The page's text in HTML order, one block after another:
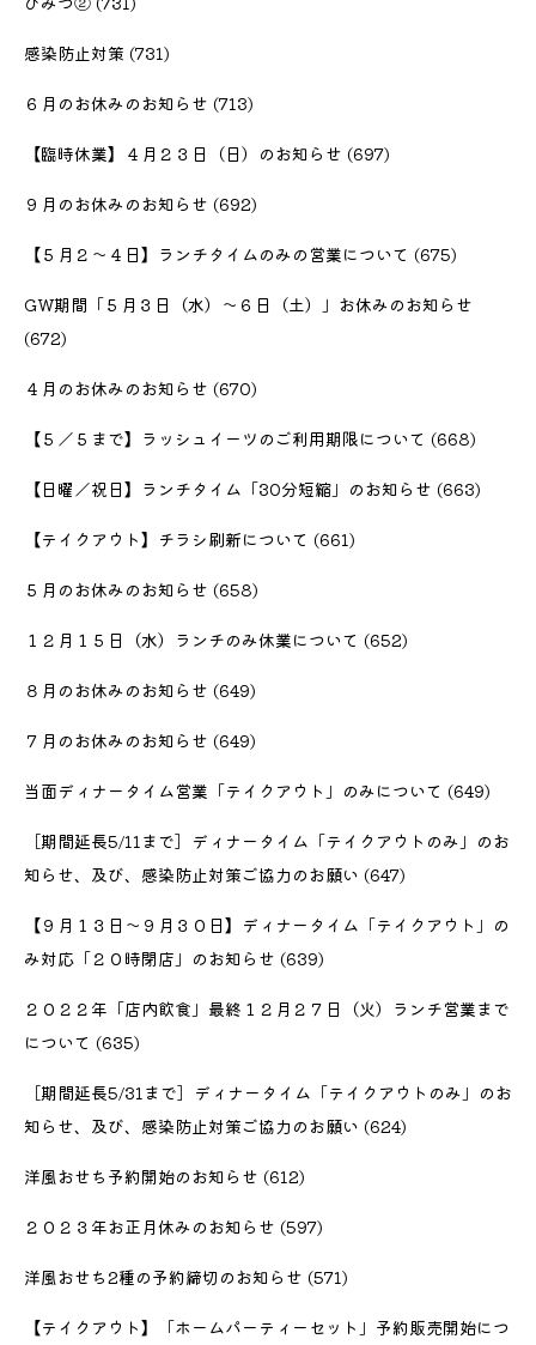
感染防止対策 (731)
６月のお休みのお知らせ (713)
【臨時休業】４月２３日（日）のお知らせ (697)
９月のお休みのお知らせ (692)
【５月２〜４日】ランチタイムのみの営業について (675)
GW期間「５月３日（水）〜６日（土）」お休みのお知らせ
(672)
４月のお休みのお知らせ (670)
【５／５まで】ラッシュイーツのご利用期限について (668)
【日曜／祝日】ランチタイム「30分短縮」のお知らせ (663)
【テイクアウト】チラシ刷新について (661)
５月のお休みのお知らせ (658)
１２月１５日（水）ランチのみ休業について (652)
８月のお休みのお知らせ (649)
７月のお休みのお知らせ (649)
当面ディナータイム営業「テイクアウト」のみについて (649)
［期間延長5/11まで］ディナータイム「テイクアウトのみ」のお
知らせ、及び、感染防止対策ご協力のお願い (647)
【９月１３日〜９月３０日】ディナータイム「テイクアウト」の
み対応「２０時閉店」のお知らせ (639)
２０２２年「店内飲食」最終１２月２７日（火）ランチ営業まで
について (635)
［期間延長5/31まで］ディナータイム「テイクアウトのみ」のお
知らせ、及び、感染防止対策ご協力のお願い (624)
洋風おせち予約開始のお知らせ (612)
２０２３年お正月休みのお知らせ (597)
洋風おせち2種の予約締切のお知らせ (571)
【テイクアウト】「ホームパーティーセット」予約販売開始につ